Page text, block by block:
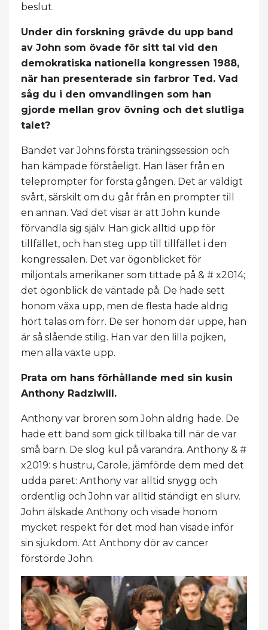
beslut.
Under din forskning grävde du upp band
av John som övade för sitt tal vid den
demokratiska nationella kongressen 1988,
när han presenterade sin farbror Ted. Vad
såg du i den omvandlingen som han
gjorde mellan grov övning och det slutliga
talet?
Bandet var Johns första träningssession och
han kämpade förståeligt. Han läser från en
teleprompter för första gången. Det är väldigt
svårt, särskilt om du går från en prompter till
en annan. Vad det visar är att John kunde
förvandla sig själv. Han gick alltid upp för
tillfället, och han steg upp till tillfället i den
kongressalen. Det var ögonblicket för
miljontals amerikaner som tittade på & # x2014;
det ögonblick de väntade på. De hade sett
honom växa upp, men de flesta hade aldrig
hört talas om förr. De ser honom där uppe, han
är så slående stilig. Han var den lilla pojken,
men alla växte upp.
Prata om hans förhållande med sin kusin
Anthony Radziwill.
Anthony var broren som John aldrig hade. De
hade ett band som gick tillbaka till när de var
små barn. De slog kul på varandra. Anthony & #
x2019: s hustru, Carole, jämförde dem med det
udda paret: Anthony var alltid snygg och
ordentlig och John var alltid ständigt en slurv.
John älskade Anthony och visade honom
mycket respekt för det mod han visade inför
sin sjukdom. Att Anthony dör av cancer
förstörde John.